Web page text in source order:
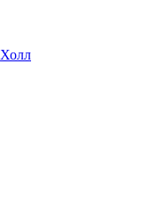
Холл